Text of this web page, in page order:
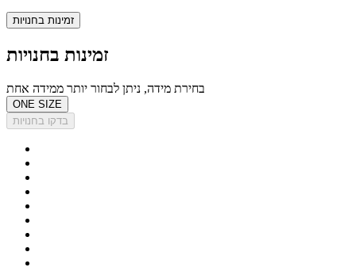
זמינות בחנויות
זמינות בחנויות
בחירת מידה, ניתן לבחור יותר ממידה אחת
ONE SIZE
בדקו בחנויות